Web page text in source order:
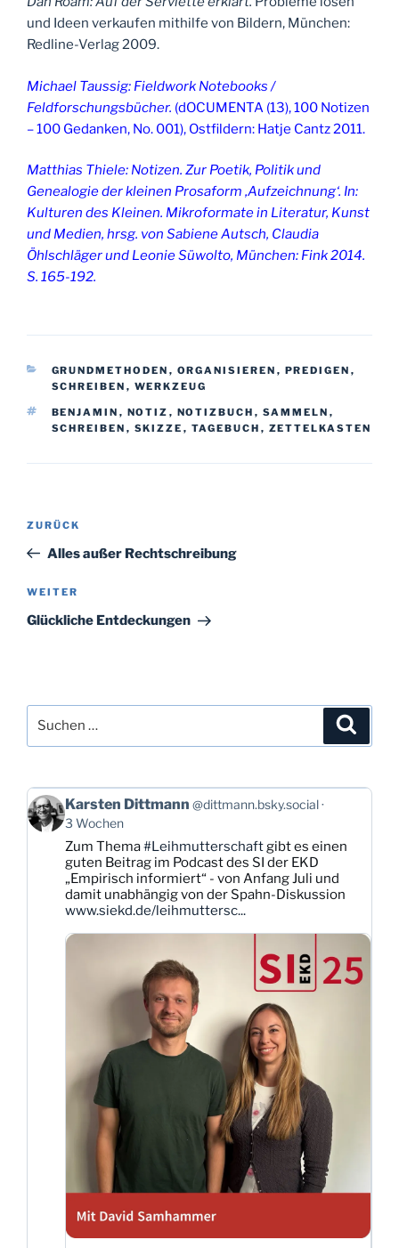
und Ideen verkaufen mithilfe von Bildern, München:
Redline-Verlag 2009.
Michael Taussig: Fieldwork Notebooks /
Feldforschungsbücher. (dOCUMENTA (13), 100 Notizen
– 100 Gedanken, No. 001), Ostfildern: Hatje Cantz 2011.
Matthias Thiele: Notizen. Zur Poetik, Politik und
Genealogie der kleinen Prosaform ‚Aufzeichnung‘. In:
Kulturen des Kleinen. Mikroformate in Literatur, Kunst
und Medien, hrsg. von Sabiene Autsch, Claudia
Öhlschläger und Leonie Süwolto, München: Fink 2014.
S. 165-192.
KATEGORIEN
GRUNDMETHODEN , ORGANISIEREN , PREDIGEN ,
SCHREIBEN , WERKZEUG
SCHLAGWÖRTER
BENJAMIN , NOTIZ , NOTIZBUCH , SAMMELN ,
SCHREIBEN , SKIZZE , TAGEBUCH , ZETTELKASTEN
Beitragsnavigation
Vorheriger
Beitrag
ZURÜCK
Alles außer Rechtschreibung
Nächster
Beitrag
WEITER
Glückliche Entdeckungen
nach:
Beitrag
von
Karsten
Dittmann
Bluesky
ansehen
Karsten Dittmann @dittmann.bsky.social
3 Wochen
Zum Thema#Leihmutterschaftgibt es einen
guten Beitrag im Podcast des SI der EKD
„Empirisch informiert“ - von Anfang Juli und
damit unabhängig von der Spahn-Diskussion
www.siekd.de/leihmuttersc...